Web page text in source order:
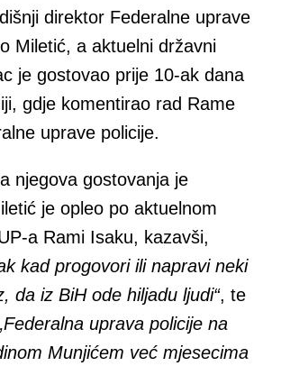
direktor Federalne uprave
Miletić, a aktuelni državni
je gostovao prije 10-ak dana
gdje komentirao rad Rame
uprave policije.
njegova gostovanja je
je opleo po aktuelnom
a Rami Isaku, kazavši,
kad progovori ili napravi neki
da iz BiH ode hiljadu ljudi“, te
uprava policije na
Munjićem već mjesecima